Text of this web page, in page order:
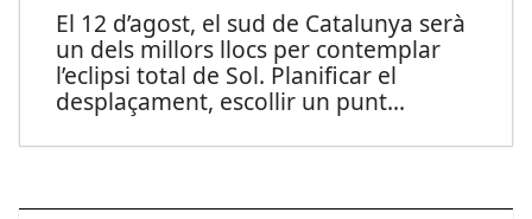
El 12 d’agost, el sud de Catalunya serà
un dels millors llocs per contemplar
l’eclipsi total de Sol. Planificar el
desplaçament, escollir un punt...